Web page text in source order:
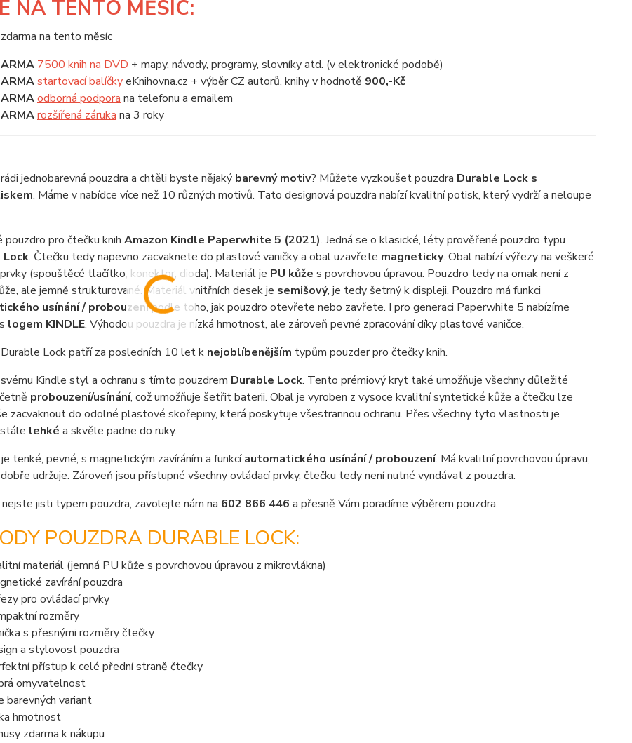
NA TENTO MĚSÍC:
7500 knih na DVD + mapy, návody, programy, slovníky atd. (v elektronické podobě)
startovací balíčkyeKnihovna.cz + výběr CZ autorů, knihy v hodnotě 900,-Kč
odborná podpora na telefonu a emailem
rozšířená záruka na 3 roky
jednobarevná pouzdra a chtěli byste nějaký barevný motiv? Můžete vyzkoušet pouzdra Durable Lock s
. Máme v nabídce více než 10 různých motivů. Tato designová pouzdra nabízí kvalitní potisk, který vydrží a neloupe
pouzdro pro čtečku knih Amazon Kindle Paperwhite 5 (2021). Jedná se o klasické, léty prověřené pouzdro typu
Lock. Čtečku tedy napevno zacvaknete do plastové vaničky a obal uzavřete magneticky. Obal nabízí výřezy na veškeré
(spouštěcé tlačítko, konektor, dioda). Materiál je PU kůže s povrchovou úpravou. Pouzdro tedy na omak není z
ale jemně strukturované. Materiál vnitřních desek je semišový, je tedy šetrný k displeji. Pouzdro má funkci
usínání / probouzenípodle toho, jak pouzdro otevřete nebo zavřete. I pro generaci Paperwhite 5 nabízíme
logem KINDLE. Výhodou pouzdra je nízká hmotnost, ale zároveň pevné zpracování díky plastové vaničce.
Lock patří za posledních 10 let k nejoblíbenějším typům pouzder pro čtečky knih.
Kindle styl a ochranu s tímto pouzdrem Durable Lock. Tento prémiový kryt také umožňuje všechny důležité
probouzení/usínání, což umožňuje šetřit baterii. Obal je vyroben z vysoce kvalitní syntetické kůže a čtečku lze
zacvaknout do odolné plastové skořepiny, která poskytuje všestrannou ochranu. Přes všechny tyto vlastnosti je
lehké a skvěle padne do ruky.
tenké, pevné, s magnetickým zavíráním a funkcíautomatického usínání / probouzení. Má kvalitní povrchovou úpravu,
udržuje. Zároveň jsou přístupné všechny ovládací prvky, čtečku tedy není nutné vyndávat z pouzdra.
jisti typem pouzdra, zavolejte nám na 602 866 446 a přesně Vám poradíme výběrem pouzdra.
POUZDRA DURABLE LOCK:
materiál (jemná PU kůže s povrchovou úpravou z mikrovlákna)
zavírání pouzdra
pro ovládací prvky
rozměry
s přesnými rozměry čtečky
a stylovost pouzdra
přístup k celé přední straně čtečky
omyvatelnost
barevných variant
hmotnost
zdarma k nákupu